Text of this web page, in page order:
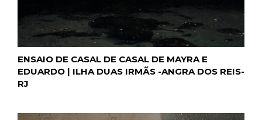
ENSAIO DE CASAL DE CASAL DE MAYRA E
EDUARDO | ILHA DUAS IRMÃS -ANGRA DOS REIS-
RJ